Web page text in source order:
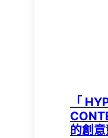
「
的創